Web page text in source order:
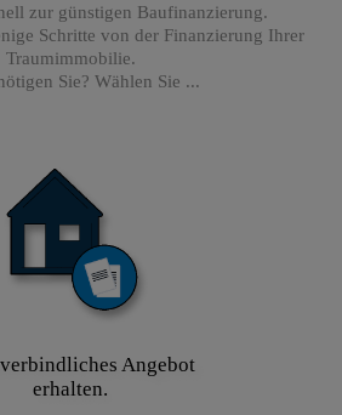
zur günstigen Baufinanzierung.
Schritte von der Finanzierung Ihrer
Traumimmobilie.
Sie? Wählen Sie ...
Angebot
erhalten.